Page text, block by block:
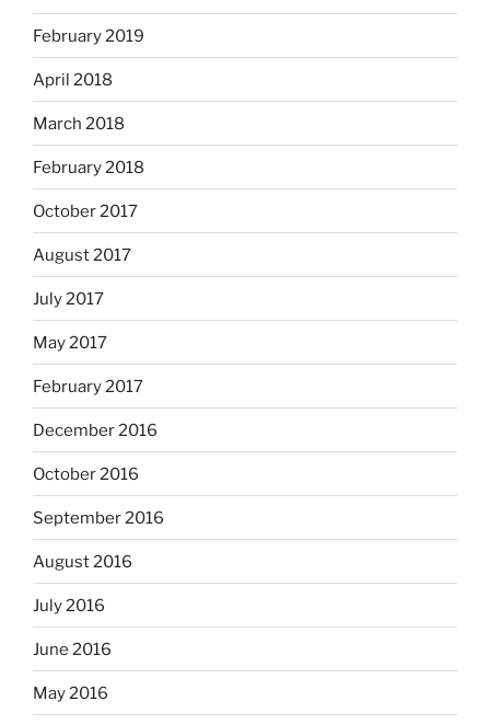
February 2019
April 2018
March 2018
February 2018
October 2017
August 2017
July 2017
May 2017
February 2017
December 2016
October 2016
September 2016
August 2016
July 2016
June 2016
May 2016